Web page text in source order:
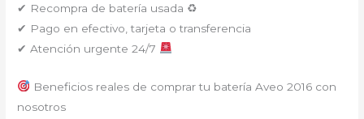
✔ Recompra de batería usada ♻
✔ Pago en efectivo, tarjeta o transferencia
✔ Atención urgente 24/7
Beneficios reales de comprar tu batería Aveo 2016 con
nosotros